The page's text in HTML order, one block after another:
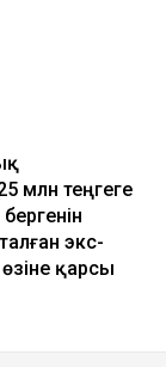
млн теңгеге
экс-
қарсы